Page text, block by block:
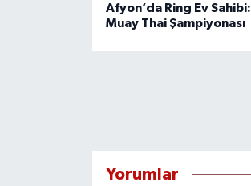
Afyon’da Ring Ev Sahibi:
Muay Thai Şampiyonası
Yorumlar